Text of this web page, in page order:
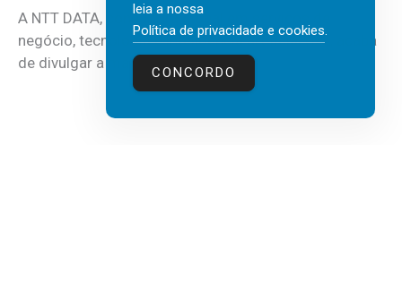
A NTT DATA, consultora global em serviços de
negócio, tecnologia e inteligência artificial (IA), acaba
de divulgar a mais recente...
leia a nossa
Política de privacidade e cookies.
CONCORDO